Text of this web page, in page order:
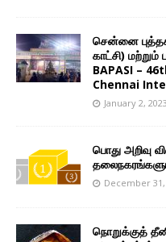
சென்னை
காட்சி) மற்றும்
BAPASI –
Chennai
January 2, 2023
பொது அறிவு
December 31,
நொறுக்குத்